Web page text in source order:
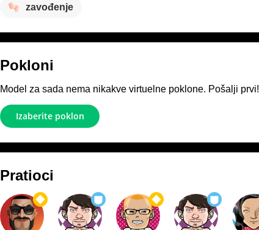
zavođenje
Pokloni
Model za sada nema nikakve virtuelne poklone. Pošalji prvi!
Izaberite poklon
Pratioci